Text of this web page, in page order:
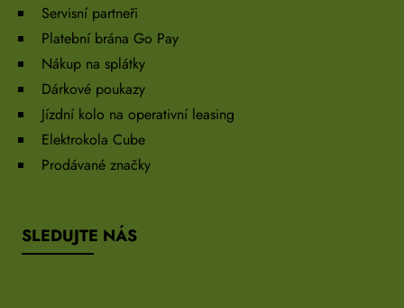
Servisní partneři
Platební brána Go Pay
Nákup na splátky
Dárkové poukazy
Jízdní kolo na operativní leasing
Elektrokola Cube
Prodávané značky
SLEDUJTE NÁS